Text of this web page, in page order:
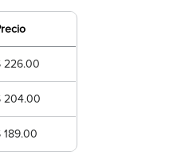
226.00
204.00
189.00